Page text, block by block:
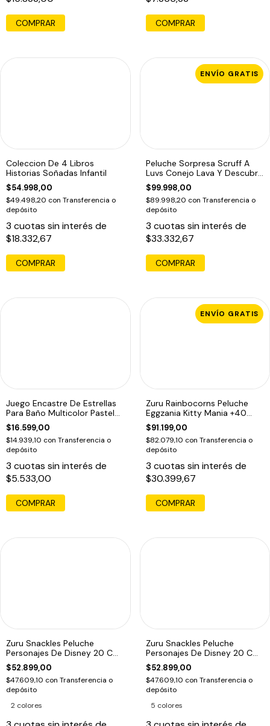
Coleccion De 4 Libros
Historias Soñadas Infantil
$54.998,00
$49.498,20 con Transferencia o
depósito
3 cuotas sin interés de
$18.332,67
ENVÍO GRATIS
Peluche Sorpresa Scruff A
Luvs Conejo Lava Y Descubre
Violeta
$99.998,00
$89.998,20 con Transferencia o
depósito
3 cuotas sin interés de
$33.332,67
Juego Encastre De Estrellas
Para Baño Multicolor Pastel
Pasteles
$16.599,00
$14.939,10 con Transferencia o
depósito
3 cuotas sin interés de
$5.533,00
ENVÍO GRATIS
Zuru Rainbocorns Peluche
Eggzania Kitty Mania +40
Sorpresas Rosa
$91.199,00
$82.079,10 con Transferencia o
depósito
3 cuotas sin interés de
$30.399,67
Zuru Snackles Peluche
Personajes De Disney 20 Cm
Lotso
$52.899,00
$47.609,10 con Transferencia o
depósito
2 colores
Zuru Snackles Peluche
Personajes De Disney 20 Cm
Winnie The Poo
$52.899,00
$47.609,10 con Transferencia o
depósito
5 colores